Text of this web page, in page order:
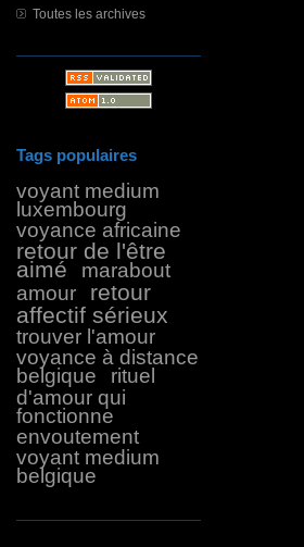
Toutes les archives
Tags populaires
voyant medium
luxembourg
voyance africaine
retour de l'être
aimé
marabout
amour
retour
affectif sérieux
trouver l'amour
voyance à distance
belgique
rituel
d'amour qui
fonctionne
envoutement
voyant medium
belgique